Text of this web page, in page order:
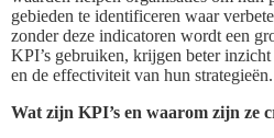
gebieden te identificeren waar
zonder deze indicatoren wordt een
KPI’s gebruiken, krijgen beter
en de effectiviteit van hun strategieën.
Wat zijn KPI’s en waarom zijn ze